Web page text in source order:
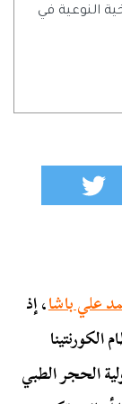
النوعية في
علي باشا، إذ
نظام الكورنتينا
الحجر الطبي